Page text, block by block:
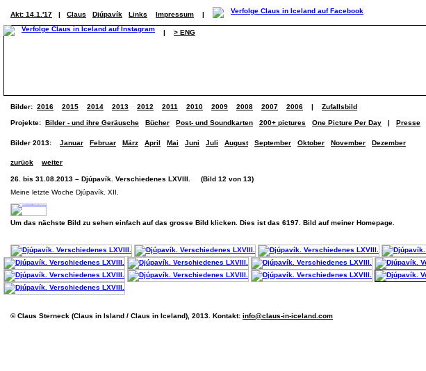
Akt: 14.1.'17 | Claus Djúpavík Links Impressum |
| > ENG
Bilder: 2016 2015 2014 2013 2012 2011 2010 2009 2008 2007 2006 | Zufallsbild
Projekte: Bilder - und ihre Geräusche Bücher Post- und Soundkarten 200+ pictures One Picture Per Day | Presse
Bilder 2013: Januar Februar März April Mai Juni Juli August September Oktober November Dezember
zurück weiter
26. bis 31.08.2013 – Djúpavík. Verschiedenes LXVIII. (Bild 12 von 13)
Meine letzte Woche Djúpavík. XII.
Um das nächste Bild zu sehen einfach auf das grosse Bild klicken. Dies ist das 6197. Bild auf meiner Homepage.
© Claus Sterneck (Claus in Island / Claus in Iceland), 2013. Kontakt: info@claus-in-iceland.com